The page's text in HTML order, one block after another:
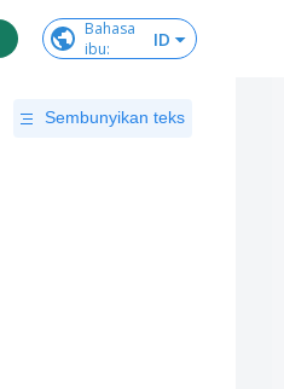
Bahasa
ibu: ID
Sembunyikan teks